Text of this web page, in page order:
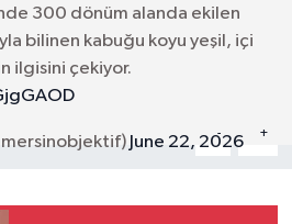
300 dönüm alanda ekilen
bilinen kabuğu koyu yeşil, içi
ilgisini çekiyor.
June 22, 2026
A- +